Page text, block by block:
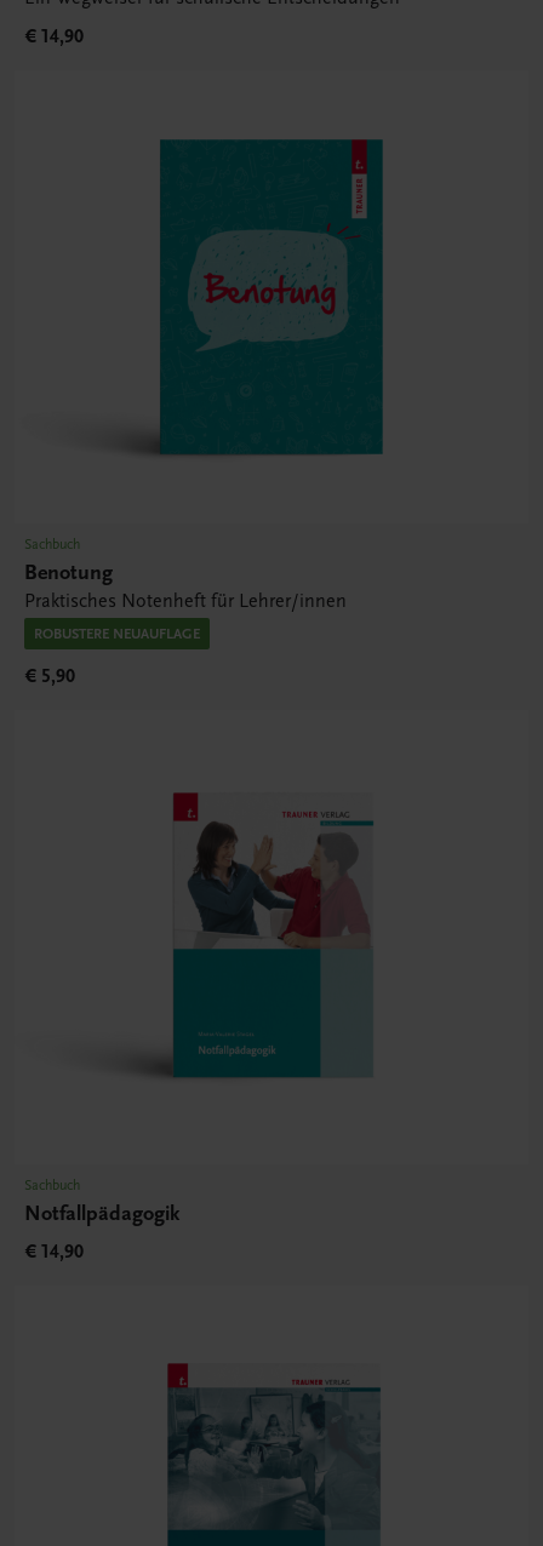
€ 14,90
Sachbuch
Benotung
Praktisches Notenheft für Lehrer/innen
ROBUSTERE NEUAUFLAGE
€ 5,90
Sachbuch
Notfallpädagogik
€ 14,90